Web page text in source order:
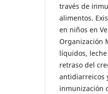
través de
alimentos.
en niños en
Organización
líquidos,
retraso del
antidiarreicos
inmunización